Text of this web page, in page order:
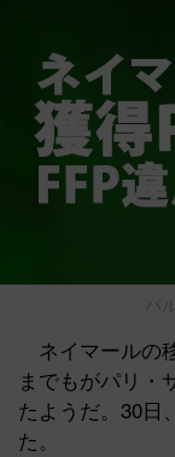
バ
ネイマールの
までもがパリ・
たようだ。30日
た。